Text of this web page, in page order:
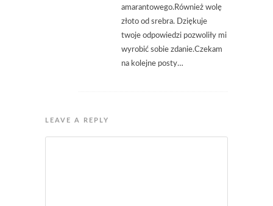
amarantowego.Również wolę
złoto od srebra. Dziękuje
twoje odpowiedzi pozwoliły mi
wyrobić sobie zdanie.Czekam
na kolejne posty…
LEAVE A REPLY